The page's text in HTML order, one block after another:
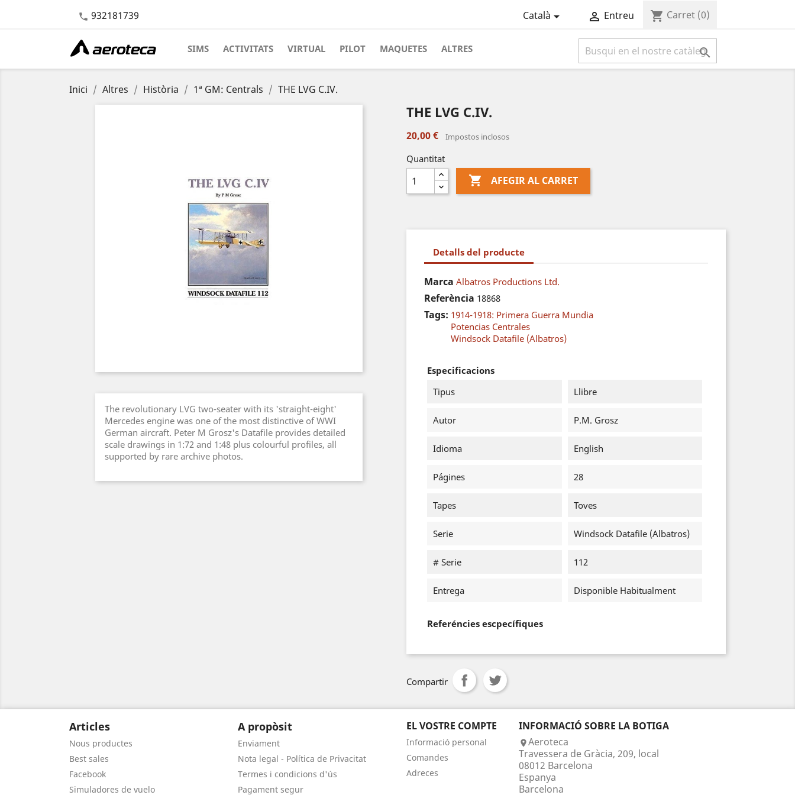
 932181739 Català  Entreu shopping_cart Carret (0)
SIMS ACTIVITATS VIRTUAL PILOT MAQUETES ALTRES 
Inici Altres Història 1ª GM: Centrals THE LVG C.IV.
The revolutionary LVG two-seater with its 'straight-eight'
Mercedes engine was one of the most distinctive of WWI
German aircraft. Peter M Grosz's Datafile provides detailed
scale drawings in 1:72 and 1:48 plus colourful profiles, all
supported by rare archive photos.
THE LVG C.IV.
20,00 € Impostos inclosos
Quantitat
 AFEGIR AL CARRET
Detalls del producte
Marca Albatros Productions Ltd.
Referència 18868
Tags: 1914-1918: Primera Guerra Mundia
Potencias Centrales
Windsock Datafile (Albatros)
Especificacions
Tipus
Llibre
Autor P.M. Grosz
Idioma English
Págines 28
Tapes Toves
Serie Windsock Datafile (Albatros)
# Serie 112
Entrega Disponible Habitualment
Referéncies escpecífiques
Compartir
Articles
Nous productes
Best sales
Facebook
Simuladores de vuelo
A propòsit
Enviament
Nota legal - Política de Privacitat
Termes i condicions d'ús
Pagament segur
EL VOSTRE COMPTE
Informació personal
Comandes
Adreces
INFORMACIÓ SOBRE LA BOTIGA
Aeroteca
Travessera de Gràcia, 209, local
08012 Barcelona
Espanya
Barcelona